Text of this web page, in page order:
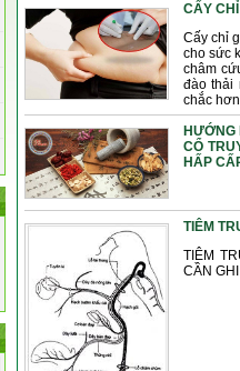
CẤY
Cấy chỉ
cho sức
châm
đào thải
chắc
HƯỚNG
CỔ
HẤP
TIÊM
TIÊM
CẦN